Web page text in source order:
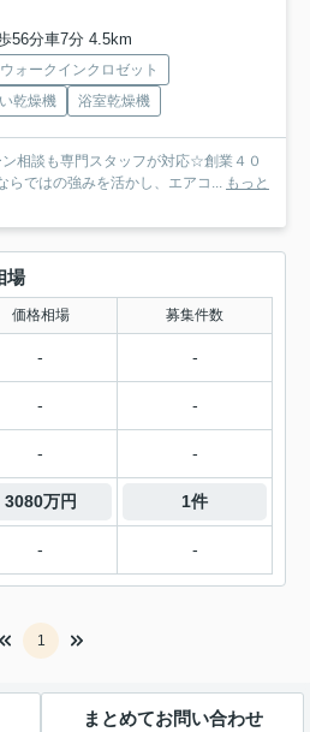
56分車7分 4.5km
ウォークインクロゼット
乾燥機 浴室乾燥機
ン相談も専門スタッフが対応☆創業４０
ではの強みを活かし、エアコ...
もっと
場
価格相場 募集件数
- -
- -
- -
3080万円 1件
- -
1
まとめてお問い合わせ